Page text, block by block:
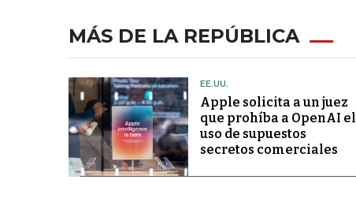
MÁS DE LA REPÚBLICA
EE.UU.
Apple solicita a un juez
que prohíba a OpenAI el
uso de supuestos
secretos comerciales